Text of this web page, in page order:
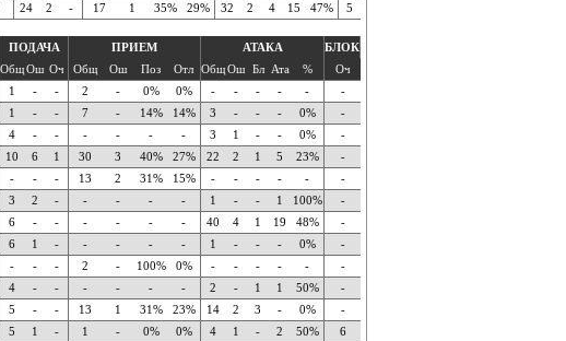
24 2 - 17 1 35% 29% 32 2 4 15 47% 5
ПОДАЧА ПРИЕМ АТАКА
БЛОК
ОбщОш Оч Общ Ош Поз Отл ОбщОш Бл Ата % Оч
1 - - 2 - 0% 0% - - - - - -
1 - - 7 - 14% 14% 3 - - - 0% -
4 - - - - - - 3 1 - - 0% -
10 6 1 30 3 40% 27% 22 2 1 5 23% -
- - - 13 2 31% 15% - - - - - -
3 2 - - - - - 1 - - 1 100% -
6 - - - - - - 40 4 1 19 48% -
6 1 - - - - - 1 - - - 0% -
- - - 2 - 100% 0% - - - - - -
4 - - - - - - 2 - 1 1 50% -
5 - - 13 1 31% 23% 14 2 3 - 0% -
5 1 - 1 - 0% 0% 4 1 - 2 50% 6